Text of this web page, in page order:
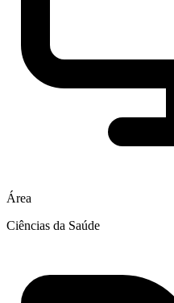
Área
Ciências da Saúde